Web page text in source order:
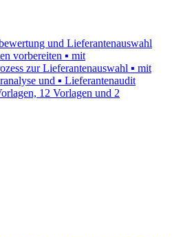
und Lieferantenauswahl
vorbereiten ▪ mit
zur Lieferantenauswahl ▪ mit
und ▪ Lieferantenaudit
12 Vorlagen und 2